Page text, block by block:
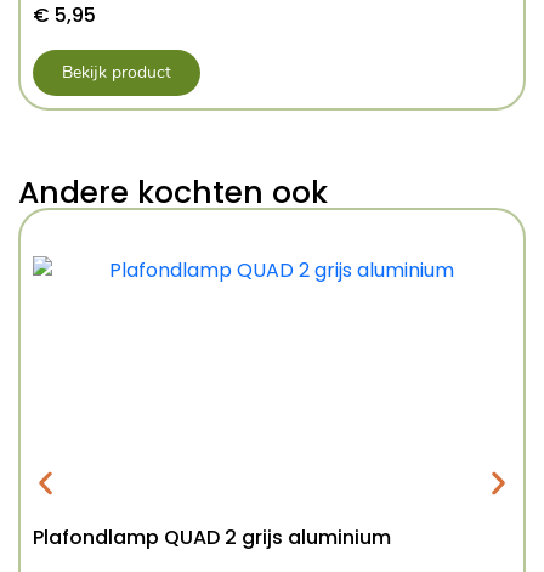
€ 5,95
Bekijk product
Andere kochten ook
Plafondlamp QUAD 2 grijs aluminium